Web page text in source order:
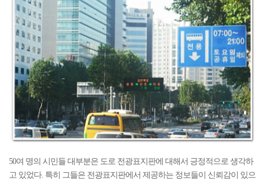
50여 명의 시민들 대부분은 도로 전광표지판에 대해서 긍정적으로 생각하
고 있었다. 특히 그들은 전광표지판에서 제공하는 정보들이 신뢰감이 있으